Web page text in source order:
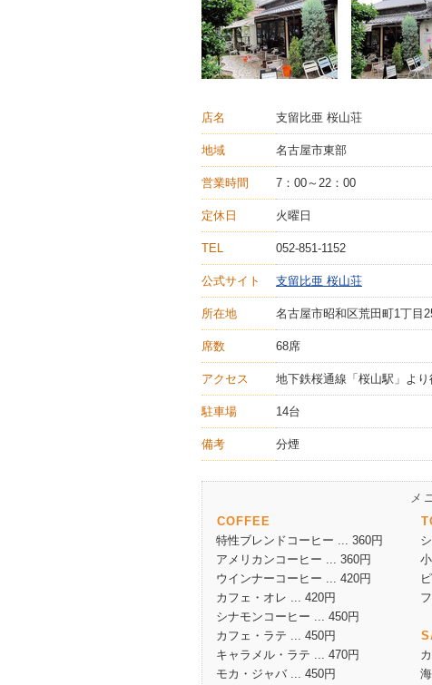
店名 支留比亜 桜山荘
地域 名古屋市東部
営業時間 7：00～22：00
定休日 火曜日
TEL 052-851-1152
公式サイト 支留比亜 桜山荘
所在地 名古屋市昭和区荒田町1丁目
席数 68席
アクセス 地下鉄桜通線「桜山駅」より
駐車場 14台
備考 分煙
メ
COFFEE
特性ブレンドコーヒー ... 360円
アメリカンコーヒー ... 360円
ウインナーコーヒー ... 420円
カフェ・オレ ... 420円
シナモンコーヒー ... 450円
カフェ・ラテ ... 450円
キャラメル・ラテ ... 470円
モカ・ジャバ ... 450円